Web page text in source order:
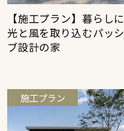
【施工プラン】暮らしに
光と風を取り込むパッシ
ブ設計の家
施工プラン